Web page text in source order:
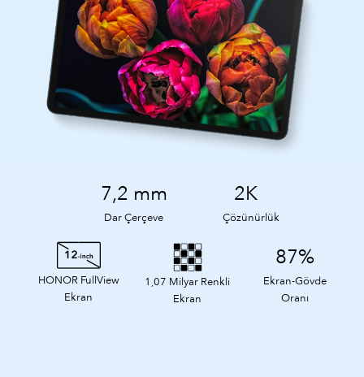
HONOR FullView
Ekran
2K
Çözünürlük
87%
Ekran-Gövde
Oranı
7,2 mm
Dar Çerçeve
1,07 Milyar Renkli
Ekran